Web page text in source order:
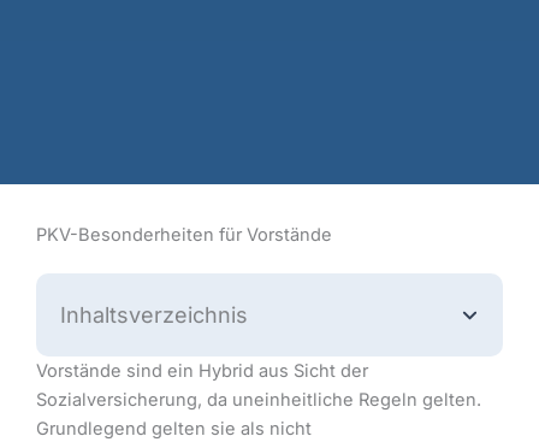
PKV-Besonderheiten für Vorstände
Inhaltsverzeichnis
Vorstände sind ein Hybrid aus Sicht der
Sozialversicherung, da uneinheitliche Regeln gelten.
Grundlegend gelten sie als nicht